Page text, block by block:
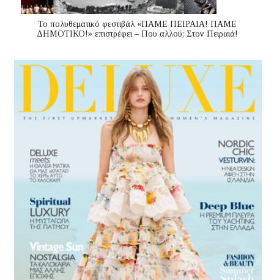
Το πολυθεματικό φεστιβάλ «ΠΑΜΕ ΠΕΙΡΑΙΑ! ΠΑΜΕ
ΔΗΜΟΤΙΚΟ!» επιστρέφει – Που αλλού; Στον Πειραιά!